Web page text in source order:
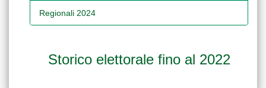
Regionali 2024
Storico elettorale fino al 2022